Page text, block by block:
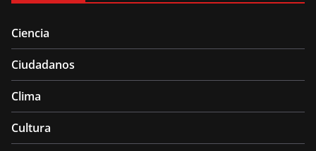
Ciencia
Ciudadanos
Clima
Cultura